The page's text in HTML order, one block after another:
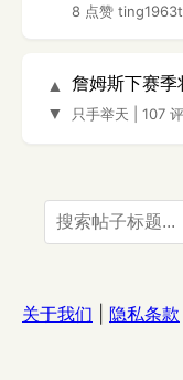
8 点赞
▲
▼
詹姆斯下赛
只手举天 107
关于我们 隐私条款